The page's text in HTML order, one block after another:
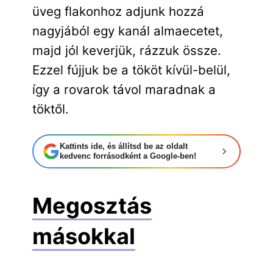
üveg flakonhoz adjunk hozzá
nagyjából egy kanál almaecetet,
majd jól keverjük, rázzuk össze.
Ezzel fújjuk be a tököt kívül-belül,
így a rovarok távol maradnak a
töktől.
Kattints ide, és állítsd be az oldalt
kedvenc forrásodként a Google-ben!
Megosztás
másokkal